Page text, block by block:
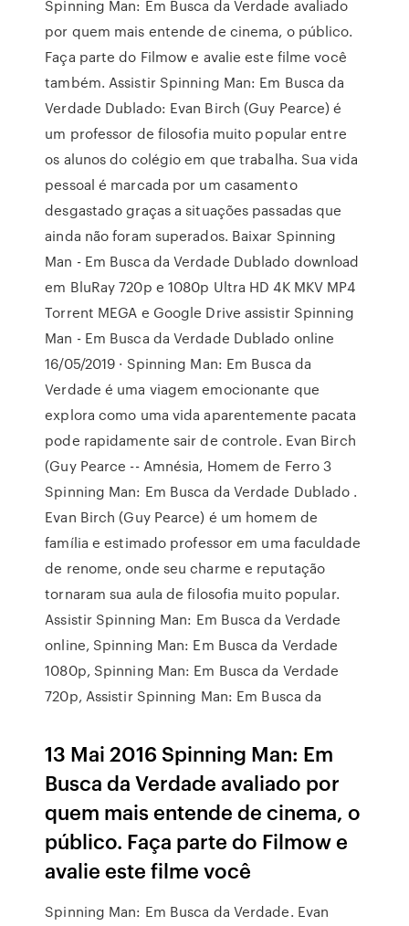
Spinning Man: Em Busca da Verdade avaliado
por quem mais entende de cinema, o público.
Faça parte do Filmow e avalie este filme você
também. Assistir Spinning Man: Em Busca da
Verdade Dublado: Evan Birch (Guy Pearce) é
um professor de filosofia muito popular entre
os alunos do colégio em que trabalha. Sua vida
pessoal é marcada por um casamento
desgastado graças a situações passadas que
ainda não foram superados. Baixar Spinning
Man - Em Busca da Verdade Dublado download
em BluRay 720p e 1080p Ultra HD 4K MKV MP4
Torrent MEGA e Google Drive assistir Spinning
Man - Em Busca da Verdade Dublado online
16/05/2019 · Spinning Man: Em Busca da
Verdade é uma viagem emocionante que
explora como uma vida aparentemente pacata
pode rapidamente sair de controle. Evan Birch
(Guy Pearce -- Amnésia, Homem de Ferro 3
Spinning Man: Em Busca da Verdade Dublado .
Evan Birch (Guy Pearce) é um homem de
família e estimado professor em uma faculdade
de renome, onde seu charme e reputação
tornaram sua aula de filosofia muito popular.
Assistir Spinning Man: Em Busca da Verdade
online, Spinning Man: Em Busca da Verdade
1080p, Spinning Man: Em Busca da Verdade
720p, Assistir Spinning Man: Em Busca da
13 Mai 2016 Spinning Man: Em
Busca da Verdade avaliado por
quem mais entende de cinema, o
público. Faça parte do Filmow e
avalie este filme você
Spinning Man: Em Busca da Verdade. Evan